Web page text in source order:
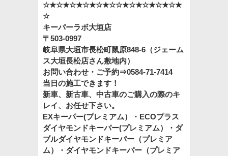
☆★☆★☆★☆★☆★☆☆★☆★☆★☆★☆★
☆
キーパーラボ大垣店
〒503-0997
岐阜県大垣市長松町鼠原848-6（ジェーム
ス大垣長松店さん敷地内）
お問い合わせ・ご予約⇒0584-71-7414
当日の施工できます！
新車、新古車、中古車のご購入の際のキ
レイ、お任せ下さい。
EXキーパー(プレミアム）・ECOプラス
ダイヤモンドキーパー(プレミアム）・ダ
ブルダイヤモンドキーパー（プレミア
ム）・ダイヤモンドキーパー（プレミア